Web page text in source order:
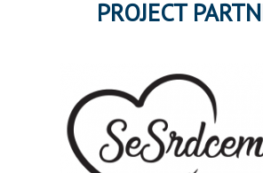
PROJECT